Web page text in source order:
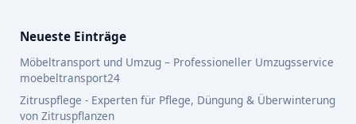
Neueste Einträge
Möbeltransport und Umzug – Professioneller Umzugsservice
moebeltransport24
Zitruspflege - Experten für Pflege, Düngung & Überwinterung
von Zitruspflanzen